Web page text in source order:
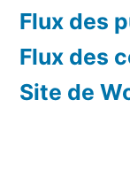
Flux des
Flux des
Site de